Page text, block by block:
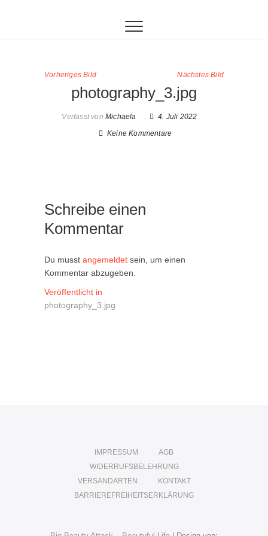
Vorheriges Bild Nächstes Bild
photography_3.jpg
Verfasst von Michaela
4. Juli 2022
Keine Kommentare
Schreibe einen
Kommentar
Du musst angemeldet sein, um einen
Kommentar abzugeben.
Beitragsnavigation
Veröffentlicht in
photography_3.jpg
IMPRESSUM
AGB
WIDERRUFSBELEHRUNG
VERSANDARTEN
KONTAKT
BARRIEREFREIHEITSERKLÄRUNG